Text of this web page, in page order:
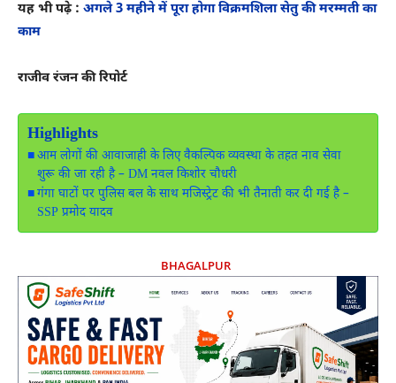
यह भी पढ़े : अगले 3 महीने में पूरा होगा विक्रमशिला सेतु की मरम्मती का
काम
राजीव रंजन की रिपोर्ट
Highlights
आम लोगों की आवाजाही के लिए वैकल्पिक व्यवस्था के तहत नाव सेवा
शुरू की जा रही है – DM नवल किशोर चौधरी
गंगा घाटों पर पुलिस बल के साथ मजिस्ट्रेट की भी तैनाती कर दी गई है –
SSP प्रमोद यादव
BHAGALPUR